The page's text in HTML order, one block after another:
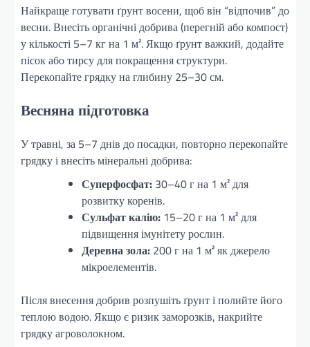
Найкраще готувати ґрунт восени, щоб він “відпочив” до
весни. Внесіть органічні добрива (перегній або компост)
у кількості 5–7 кг на 1 м². Якщо ґрунт важкий, додайте
пісок або тирсу для покращення структури.
Перекопайте грядку на глибину 25–30 см.
Весняна підготовка
У травні, за 5–7 днів до посадки, повторно перекопайте
грядку і внесіть мінеральні добрива:
Суперфосфат: 30–40 г на 1 м² для
розвитку коренів.
Сульфат калію: 15–20 г на 1 м² для
підвищення імунітету рослин.
Деревна зола: 200 г на 1 м² як джерело
мікроелементів.
Після внесення добрив розпушіть ґрунт і полийте його
теплою водою. Якщо є ризик заморозків, накрийте
грядку агроволокном.